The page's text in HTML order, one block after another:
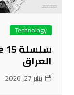
Technology
العراق
يناير 27, 2026